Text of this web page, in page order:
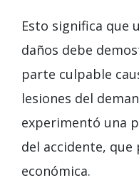
Esto significa que
daños debe
parte culpable
lesiones del
experimentó una
del accidente,
económica.